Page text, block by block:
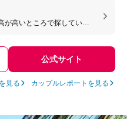
高いところで探している
す。
公式サイト
見る カップルレポートを見る